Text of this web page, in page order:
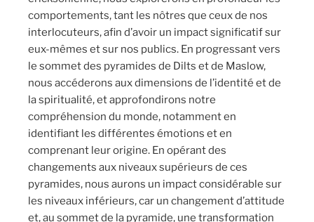
comportements, tant les nôtres que ceux de nos
interlocuteurs, afin d’avoir un impact significatif sur
eux-mêmes et sur nos publics. En progressant vers
le sommet des pyramides de Dilts et de Maslow,
nous accéderons aux dimensions de l’identité et de
la spiritualité, et approfondirons notre
compréhension du monde, notamment en
identifiant les différentes émotions et en
comprenant leur origine. En opérant des
changements aux niveaux supérieurs de ces
pyramides, nous aurons un impact considérable sur
les niveaux inférieurs, car un changement d’attitude
et, au sommet de la pyramide, une transformation